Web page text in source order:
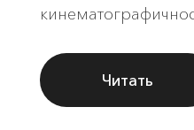
Читать